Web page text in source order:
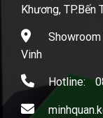
Khương, TP.Bến
Showroom
Vinh
Hotline: